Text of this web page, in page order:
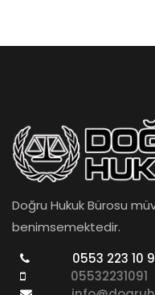
Doğru Hukuk Bürosu
benimsemektedir.
0553 223 10
05532231091